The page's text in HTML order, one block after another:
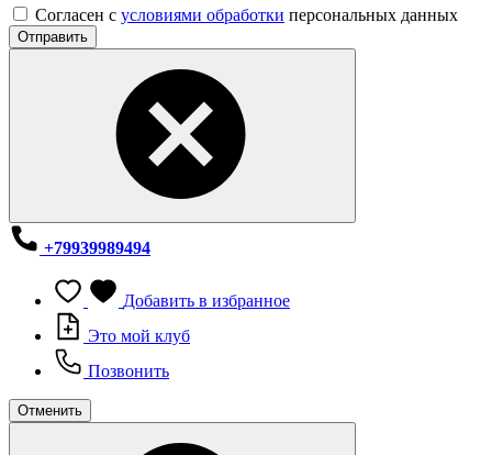
Согласен с условиями обработки персональных данных
Отправить
+79939989494
Добавить в избранное
Это мой клуб
Позвонить
Отменить